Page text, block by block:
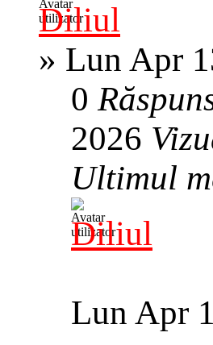
Diliul
» Lun Apr
0
2026
Ultimul
Diliul
Lun Apr